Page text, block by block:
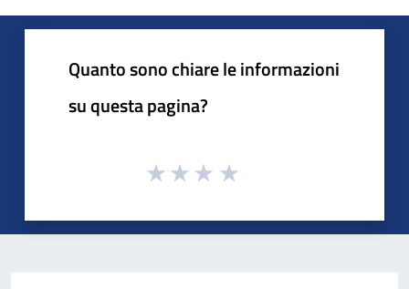
Quanto sono chiare le informazioni
su questa pagina?